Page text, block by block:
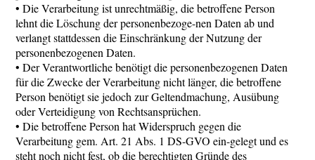
• Die Verarbeitung ist unrechtmäßig, die betroffene Person
lehnt die Löschung der personenbezoge-nen Daten ab und
verlangt stattdessen die Einschränkung der Nutzung der
personenbezogenen Daten.
• Der Verantwortliche benötigt die personenbezogenen Daten
für die Zwecke der Verarbeitung nicht länger, die betroffene
Person benötigt sie jedoch zur Geltendmachung, Ausübung
oder Verteidigung von Rechtsansprüchen.
• Die betroffene Person hat Widerspruch gegen die
Verarbeitung gem. Art. 21 Abs. 1 DS-GVO ein-gelegt und es
steht noch nicht fest, ob die berechtigten Gründe des